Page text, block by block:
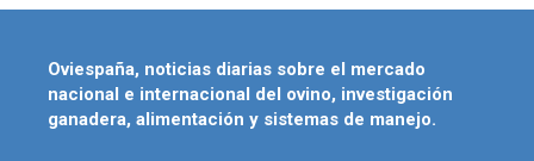
Oviespaña, noticias diarias sobre el mercado
nacional e internacional del ovino, investigación
ganadera, alimentación y sistemas de manejo.